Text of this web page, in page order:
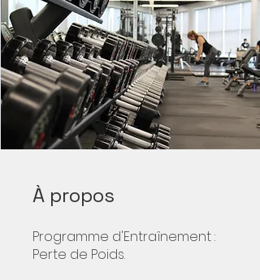
À propos
Programme d'Entraînement :
Perte de Poids.